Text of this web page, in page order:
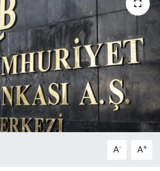
A- A+